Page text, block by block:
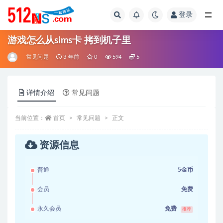
登录
游戏怎么从sims卡 拷到机子里
常见问题 3 年前 0 594 5
详情介绍 常见问题
当前位置： 首页 常见问题 正文
资源信息
普通 5金币
会员 免费
永久会员 免费 推荐